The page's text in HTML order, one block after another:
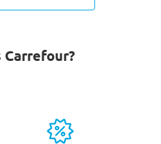
Carrefour?